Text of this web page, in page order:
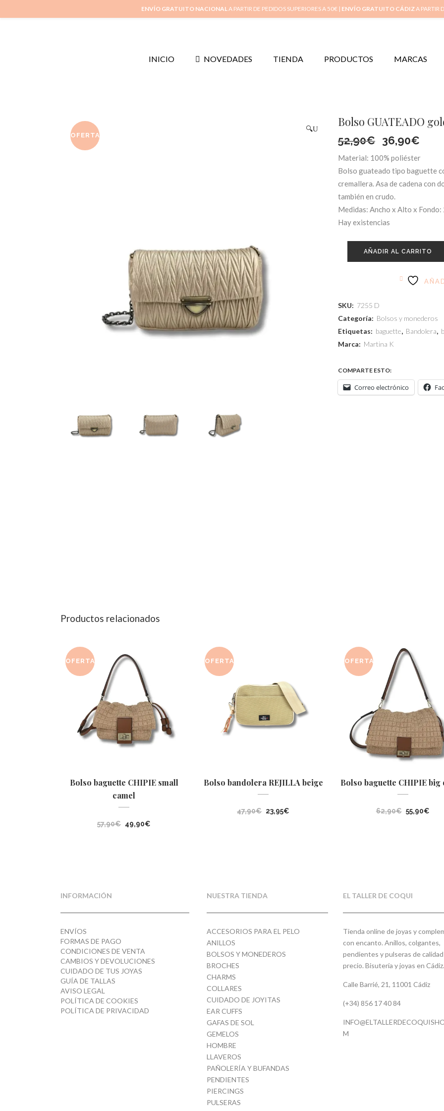
Inicio Mi
INICIO NOVEDADES TIENDA PRODUCTOS MARCAS
OFERTA
🔍 Bolso GUATEADO
52,90€ El
precio
original
era:
52,90€.
36,90€
precio
es:
Material: 100% poliéster
Bolso guateado tipo baguette
cremallera. Asa de cadena con
también en crudo.
Medidas: Ancho x Alto x Fondo:
Hay existencias
AÑADIR AL CARRITO
SKU: 7255 D
Categoría: Bolsos y monederos
Etiquetas: baguette, Bandolera,
Marca: Martina K
COMPARTE ESTO:
Correo electrónico
Productos relacionados
OFERTA
Bolso baguette CHIPIE small
camel
57,90€ El
49,90€
OFERTA
Bolso bandolera REJILLA beige
47,90€ El
23,95€
OFERTA
Bolso baguette CHIPIE big
62,90€ El
55,90€El
INFORMACIÓN
ENVÍOS
FORMAS DE PAGO
CONDICIONES DE VENTA
CAMBIOS Y DEVOLUCIONES
CUIDADO DE TUS JOYAS
GUÍA DE TALLAS
AVISO LEGAL
POLÍTICA DE COOKIES
POLÍTICA DE PRIVACIDAD
NUESTRA TIENDA
ACCESORIOS PARA EL PELO
ANILLOS
BOLSOS Y MONEDEROS
BROCHES
CHARMS
COLLARES
CUIDADO DE JOYITAS
EAR CUFFS
GAFAS DE SOL
GEMELOS
HOMBRE
LLAVEROS
PAÑOLERÍA Y BUFANDAS
PENDIENTES
PIERCINGS
PULSERAS
EL TALLER DE COQUI
Tienda online de joyas y
con encanto. Anillos, colgantes,
pendientes y pulseras de
precio. Bisutería y joyas en Cádiz.
Calle Barrié, 21, 11001 Cádiz
(+34) 856 17 40 84
M
ENVÍO GRATUITO NACIONALA PARTIR DE PEDIDOS SUPERIORES A 50€ | ENVÍO GRATUITO CÁDIZA PARTIR